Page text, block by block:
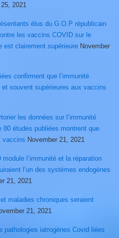
2021
élus du G.O.P républicain
les vaccins COVID sur le
est clairement supérieure November
confirment que l’immunité
souvent supérieures aux vaccins
les données sur l’immunité
80 études publiées montrent que
vaccins November 21, 2021
l’immunité et la réparation
l’un des systèmes endogènes
21, 2021
maladies chroniques seraient
21, 2021
pathologies iatrogènes Covid liées